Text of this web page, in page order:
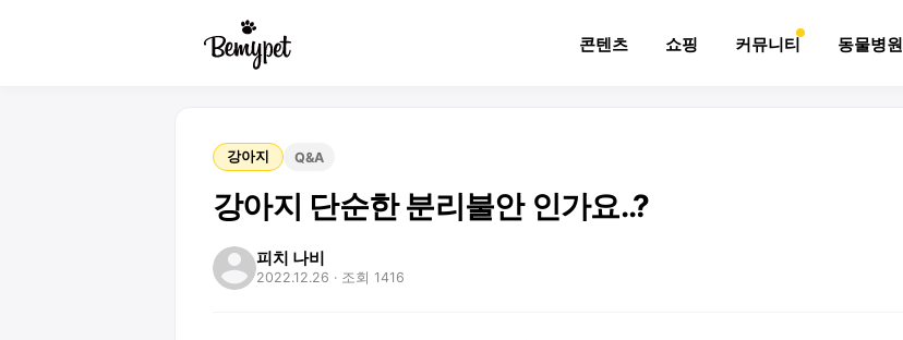
콘텐츠 쇼핑 커뮤니티 동물병원
강아지 Q&A
강아지 단순한 분리불안 인가요..?
피치 나비
2022.12.26 · 조회 1416